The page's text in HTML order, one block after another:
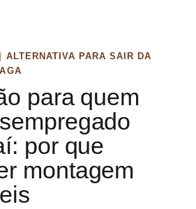
ALTERNATIVA PARA SAIR DA
para quem
por que
montagem